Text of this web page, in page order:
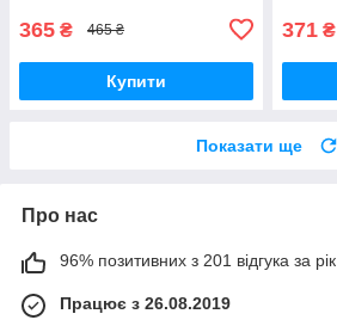
365 ₴ 465 ₴
Купити
371 ₴
Показати ще
Про нас
96% позитивних з 201 відгука за рік
Працює з 26.08.2019